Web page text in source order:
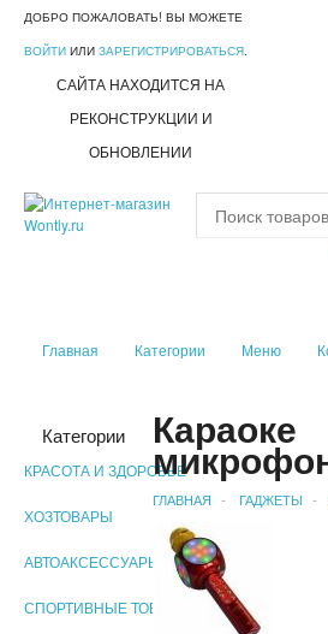
ДОБРО ПОЖАЛОВАТЬ! ВЫ МОЖЕТЕ
ВОЙТИ ИЛИ ЗАРЕГИСТРИРОВАТЬСЯ.
САЙТА НАХОДИТСЯ НА
РЕКОНСТРУКЦИИ И
ОБНОВЛЕНИИ
Главная Категории Меню
Категории
КРАСОТА И ЗДОРОВЬЕ
ХОЗТОВАРЫ
АВТОАКСЕССУАРЫ
СПОРТИВНЫЕ ТОВАРЫ
Караоке
ГЛАВНАЯ ГАДЖЕТЫ